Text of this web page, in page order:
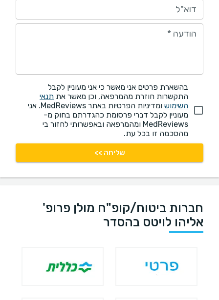
דוא"ל
הודעה *
בהשארת פרטים אני מאשר כי אני מעוניין לקבל
התקשרות חוזרת מהמרפאה, וכן מאשר את תנאי
השימוש
ומדיניות הפרטיות באתר MedReviews. אני
מעוניין לקבל דברי פרסומת כהגדרתם בחוק מ-
MedReviews ומהמרפאה ובאפשרותי לחזור בי
מהסכמה זו בכל עת.
שליחה >>
חברות ביטוח/קופ"ח מולן פרופ'
אליהו לויטס בהסדר